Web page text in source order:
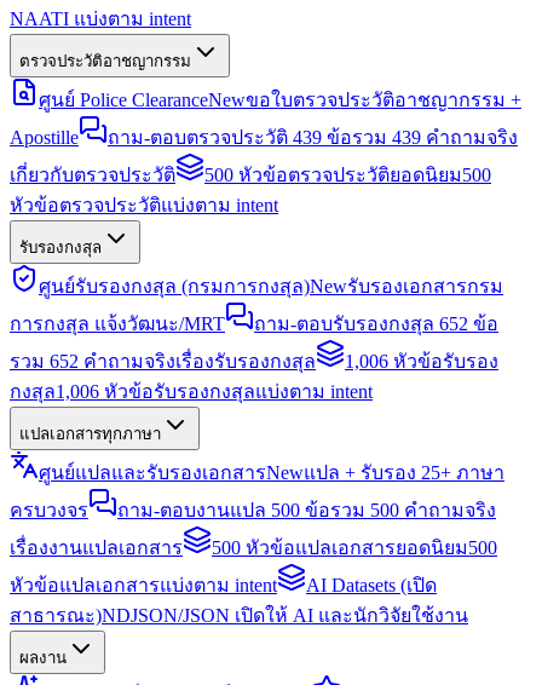
NAATI แบ่งตาม intent
ตรวจประวัติอาชญากรรม
ศูนย์ Police ClearanceNewขอใบตรวจประวัติอาชญากรรม +
Apostille
ถาม-ตอบตรวจประวัติ 439 ข้อรวม 439 คำถามจริง
เกี่ยวกับตรวจประวัติ
500 หัวข้อตรวจประวัติยอดนิยม500
หัวข้อตรวจประวัติแบ่งตาม intent
รับรองกงสุล
ศูนย์รับรองกงสุล (กรมการกงสุล)Newรับรองเอกสารกรม
การกงสุล แจ้งวัฒนะ/MRT
ถาม-ตอบรับรองกงสุล 652 ข้อ
รวม 652 คำถามจริงเรื่องรับรองกงสุล
1,006 หัวข้อรับรอง
กงสุล1,006 หัวข้อรับรองกงสุลแบ่งตาม intent
แปลเอกสารทุกภาษา
ศูนย์แปลและรับรองเอกสารNewแปล + รับรอง 25+ ภาษา
ครบวงจร
ถาม-ตอบงานแปล 500 ข้อรวม 500 คำถามจริง
เรื่องงานแปลเอกสาร
500 หัวข้อแปลเอกสารยอดนิยม500
หัวข้อแปลเอกสารแบ่งตาม intent
AI Datasets (เปิด
สาธารณะ)NDJSON/JSON เปิดให้ AI และนักวิจัยใช้งาน
ผลงาน